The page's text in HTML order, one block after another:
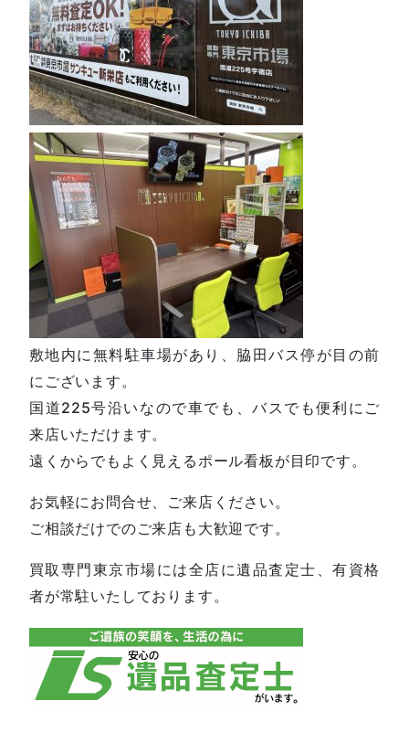
敷地内に無料駐車場があり、脇田バス停が目の前
にございます。
国道225号沿いなので車でも、バスでも便利にご
来店いただけます。
遠くからでもよく見えるポール看板が目印です。
お気軽にお問合せ、ご来店ください。
ご相談だけでのご来店も大歓迎です。
買取専門東京市場には全店に遺品査定士、有資格
者が常駐いたしております。